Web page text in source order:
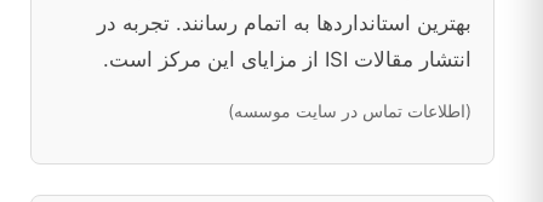
بهترین استانداردها به اتمام رسانند. تجربه در
انتشار مقالات ISI از مزایای این مرکز است.
(اطلاعات تماس در سایت موسسه)